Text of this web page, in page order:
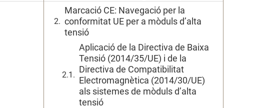
Marcació CE: Navegació per la
conformitat UE per a mòduls d’alta
tensió
Aplicació de la Directiva de Baixa
Tensió (2014/35/UE) i de la
Directiva de Compatibilitat
Electromagnètica (2014/30/UE)
als sistemes de mòduls d’alta
tensió